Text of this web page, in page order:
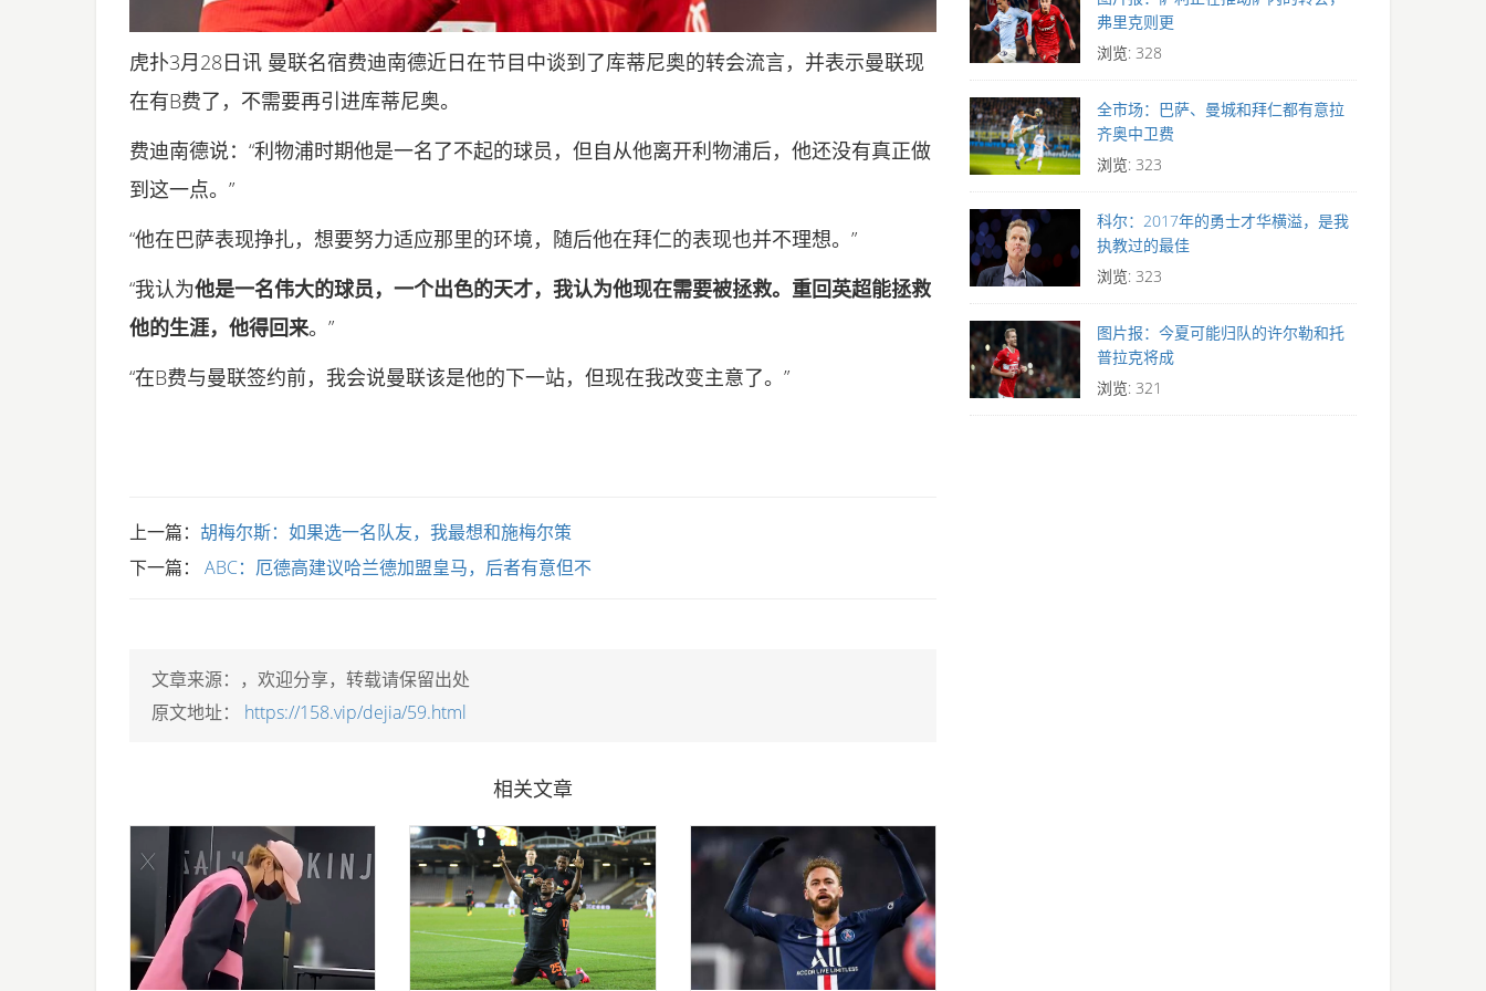
虎扑3月28日讯 曼联名宿费迪南德近日在节目中谈到了库蒂尼奥的转会流言，并表示曼联现
在有B费了，不需要再引进库蒂尼奥。
费迪南德说：“利物浦时期他是一名了不起的球员，但自从他离开利物浦后，他还没有真正做
到这一点。”
“他在巴萨表现挣扎，想要努力适应那里的环境，随后他在拜仁的表现也并不理想。”
“我认为他是一名伟大的球员，一个出色的天才，我认为他现在需要被拯救。重回英超能拯救
他的生涯，他得回来。”
“在B费与曼联签约前，我会说曼联该是他的下一站，但现在我改变主意了。”
上一篇： 胡梅尔斯：如果选一名队友，我最想和施梅尔策
下一篇：
ABC：厄德高建议哈兰德加盟皇马，后者有意但不
文章来源：
，欢迎分享，转载请保留出处
原文地址：
https://158.vip/dejia/59.html
相关文章
弗里克则更
浏览: 328
全市场：巴萨、曼城和拜仁都有意拉
齐奥中卫费
浏览: 323
科尔：2017年的勇士才华横溢，是我
执教过的最佳
浏览: 323
图片报：今夏可能归队的许尔勒和托
普拉克将成
浏览: 321